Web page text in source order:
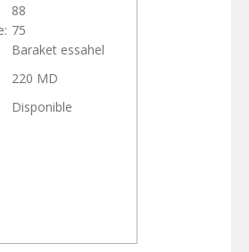
88
75
Baraket essahel
220 MD
Disponible